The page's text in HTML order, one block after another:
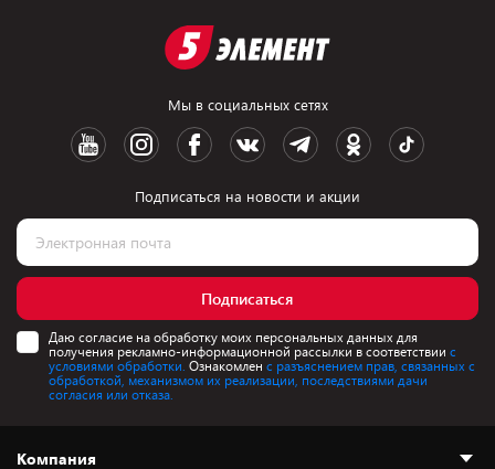
Мы в социальных сетях
Подписаться на новости и акции
Подписаться
Даю согласие на обработку моих персональных данных для
получения рекламно-информационной рассылки в соответствии с
условиями обработки. Ознакомлен с разъяснением прав, связанных с
обработкой, механизмом их реализации, последствиями дачи
согласия или отказа.
Компания